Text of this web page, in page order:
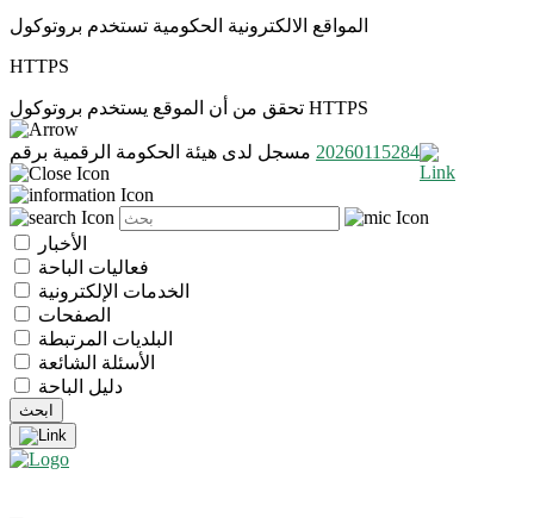
المواقع الالكترونية الحكومية تستخدم بروتوكول
HTTPS
تحقق من أن الموقع يستخدم بروتوكول HTTPS
مسجل لدى هيئة الحكومة الرقمية برقم 20260115284
الأخبار
فعاليات الباحة
الخدمات الإلكترونية
الصفحات
البلديات المرتبطة
الأسئلة الشائعة
دليل الباحة